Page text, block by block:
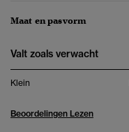
Maat en pasvorm
Valt zoals verwacht
Klein
Beoordelingen Lezen